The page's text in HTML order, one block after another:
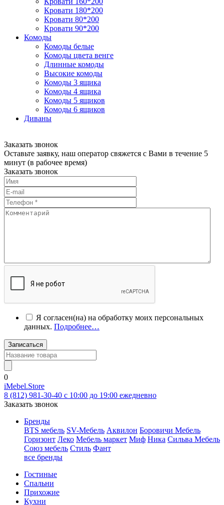
Кровати 180*200
Кровати 80*200
Кровати 90*200
Комоды
Комоды белые
Комоды цвета венге
Длинные комоды
Высокие комоды
Комоды 3 ящика
Комоды 4 ящика
Комоды 5 ящиков
Комоды 6 ящиков
Диваны
Заказать звонок
Оставьте заявку, наш оператор свяжется с Вами в течение 5
минут (в рабочее время)
Заказать звонок
Я согласен(на) на обработку моих персональных
данных. Подробнее…
Записаться
0
iMebel.Store
8 (812) 981-30-40 c 10:00 до 19:00 ежедневно
Заказать звонок
Бренды
BTS мебель SV-Мебель Аквилон Боровичи Мебель
Горизонт Леко Мебель маркет Миф Ника Сильва Мебель
Союз мебель Стиль Фант
все бренды
Гостиные
Спальни
Прихожие
Кухни